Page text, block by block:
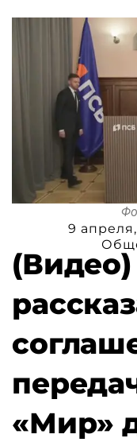
9
(Видео)
«Мир»